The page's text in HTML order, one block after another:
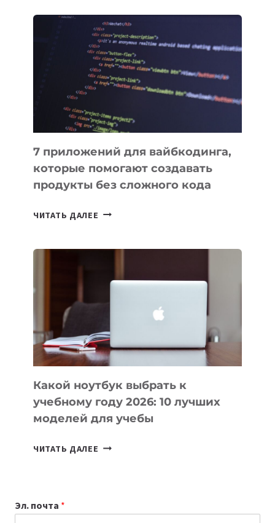
ПОЛЕЗНЫХ
ИНСТРУМЕНТОВ
ДЛЯ
РАБОТЫ
7 приложений для вайбкодинга,
которые помогают создавать
продукты без сложного кода
ЧИТАТЬ ДАЛЕЕ
ПОМОГАЮТ
СОЗДАВАТЬ
БЕЗ
СЛОЖНОГО
КОДА
Какой ноутбук выбрать к
учебному году 2026: 10 лучших
моделей для учебы
ЧИТАТЬ ДАЛЕЕ КАКОЙ
Эл. почта *